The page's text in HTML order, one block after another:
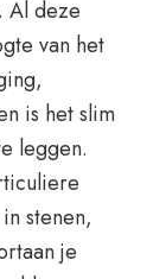
Al deze
van het
is het slim
leggen.
stenen,
je